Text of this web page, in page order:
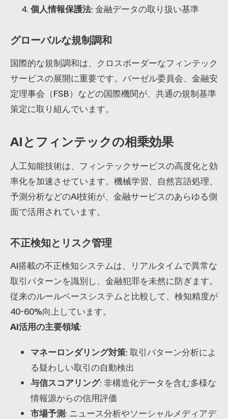
個人情報保護法: 金融データの取り扱い基準
グローバルな規制調和
国際的な規制調和は、クロスボーダーなフィンテック
サービスの展開に重要です。バーゼル委員会、金融安
定理事会（FSB）などの国際機関が、共通の規制基準
策定に取り組んでいます。
AIとフィンテックの相乗効果
人工知能技術は、フィンテックサービスの高度化と効
率化を加速させています。機械学習、自然言語処理、
予測分析などのAI技術が、金融サービスのあらゆる側
面で活用されています。
不正検知とリスク管理
AI搭載の不正検知システムは、リアルタイムで異常な
取引パターンを識別し、金融犯罪を未然に防ぎます。
従来のルールベースシステムと比較して、検知精度が
40-60%向上しています。
AI活用の主要領域:
マネーロンダリング対策: 取引パターン分析によ
る疑わしい取引の自動検出
与信スコアリング: 非構造化データを含む多様な
情報源からの信用評価
市場予測: ニュース分析やソーシャルメディアデ